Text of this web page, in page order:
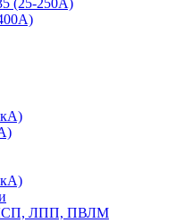
(25-250А)
кА)
ЛСП, ЛПП, ПВЛМ